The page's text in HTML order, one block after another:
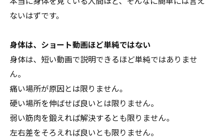
ないはずです。
身体は、ショート動画ほど単純ではない
身体は、短い動画で説明できるほど単純ではありませ
ん。
痛い場所が原因とは限りません。
硬い場所を伸ばせば良いとは限りません。
弱い筋肉を鍛えれば解決するとも限りません。
左右差をそろえれば良いとも限りません。